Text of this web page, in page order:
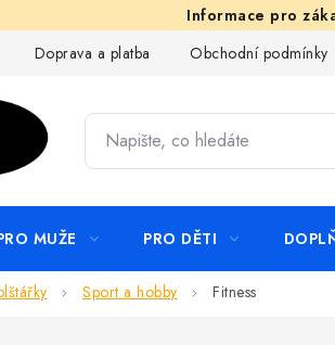
Doprava a platba Obchodní podmínky
MUŽE PRO DĚTI
Sport a hobby Fitness